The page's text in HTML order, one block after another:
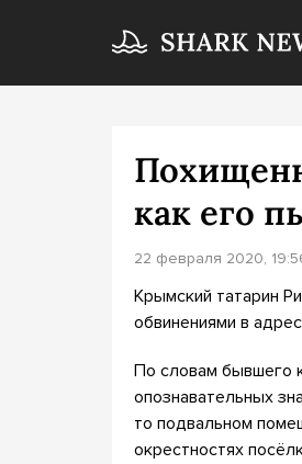
как его
22 февраля 2020,
Крымский татарин
обвинениями в
По словам бывшего
опознавательных
то подвальном
окрестностях